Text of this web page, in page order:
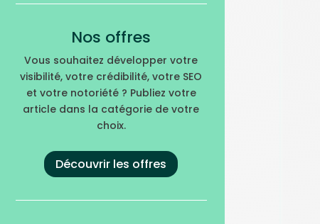
Nos offres
Vous souhaitez développer votre
visibilité, votre crédibilité, votre SEO
et votre notoriété ? Publiez votre
article dans la catégorie de votre
choix.
Découvrir les offres